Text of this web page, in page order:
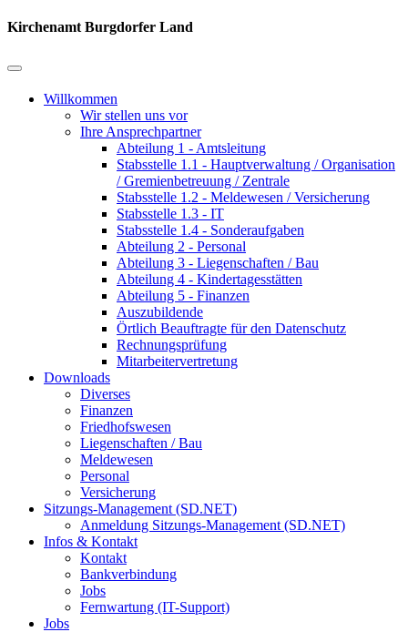
Kirchenamt Burgdorfer Land
Willkommen
Wir stellen uns vor
Ihre Ansprechpartner
Abteilung 1 - Amtsleitung
Stabsstelle 1.1 - Hauptverwaltung / Organisation
/ Gremienbetreuung / Zentrale
Stabsstelle 1.2 - Meldewesen / Versicherung
Stabsstelle 1.3 - IT
Stabsstelle 1.4 - Sonderaufgaben
Abteilung 2 - Personal
Abteilung 3 - Liegenschaften / Bau
Abteilung 4 - Kindertagesstätten
Abteilung 5 - Finanzen
Auszubildende
Örtlich Beauftragte für den Datenschutz
Rechnungsprüfung
Mitarbeitervertretung
Downloads
Diverses
Finanzen
Friedhofswesen
Liegenschaften / Bau
Meldewesen
Personal
Versicherung
Sitzungs-Management (SD.NET)
Anmeldung Sitzungs-Management (SD.NET)
Infos & Kontakt
Kontakt
Bankverbindung
Jobs
Fernwartung (IT-Support)
Jobs